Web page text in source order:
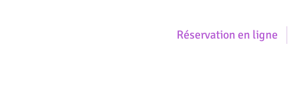
Réservation en ligne